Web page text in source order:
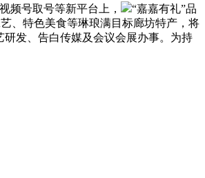
频号取号等新平台上，
“嘉嘉有礼”品
、特色美食等琳琅满目标廊坊特产，将
发、告白传媒及会议会展办事。为持